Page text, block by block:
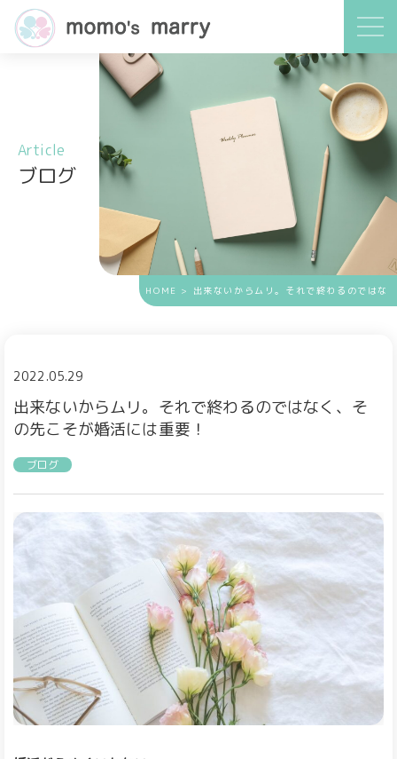
Article
ブログ
HOME > 出来ないからムリ。それで終わるのではな
2022.05.29
出来ないからムリ。それで終わるのではなく、そ
の先こそが婚活には重要！
ブログ